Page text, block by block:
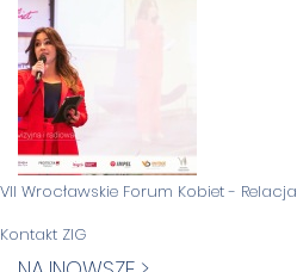
VII Wrocławskie Forum Kobiet - Relacja
Kontakt ZIG